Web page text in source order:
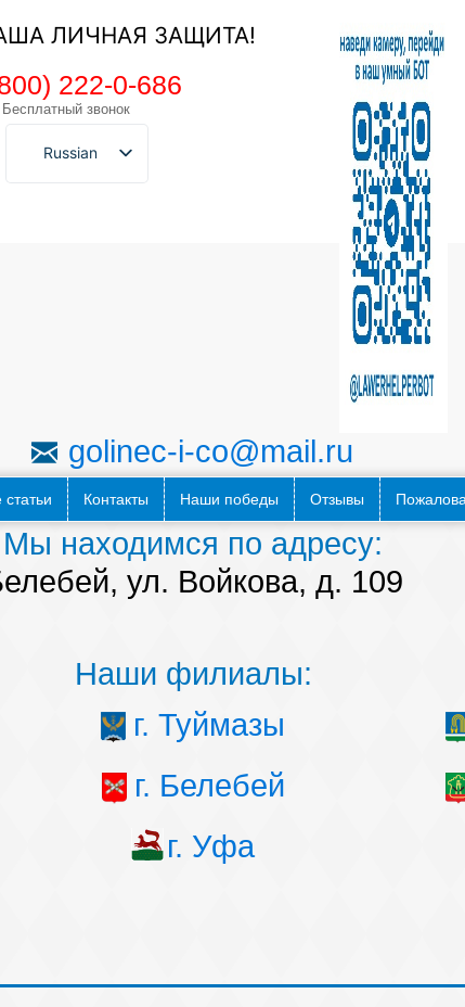
ЛИЧНАЯ ЗАЩИТА!
222-0-686
Бесплатный звонок
Russian
Контакты Наши победы Отзывы
golinec-i-co@mail.ru
Мы находимся по адресу:
ул. Войкова, д. 109
Наши филиалы:
г. Туймазы
г. Белебей
г. Уфа